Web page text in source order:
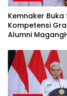
Kemnaker Buka
Kompetensi
Alumni